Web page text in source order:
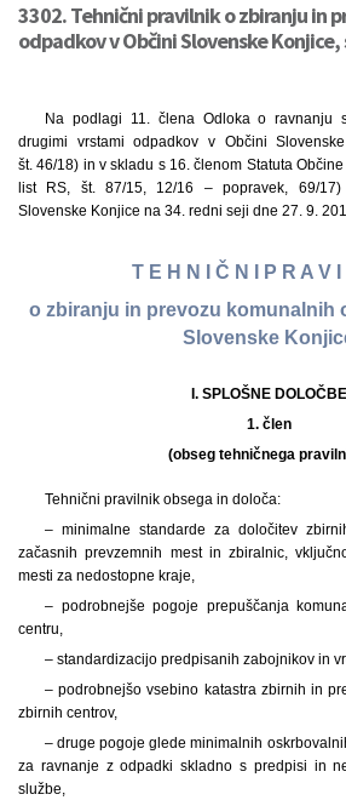
3302. Tehnični pravilnik o zbiranju in
odpadkov v Občini Slovenske
Na podlagi 11. člena Odloka o ravnanju
drugimi vrstami odpadkov v Občini
št. 46/18) in v skladu s 16. členom Statuta
list RS, št. 87/15, 12/16 – popravek, 69/
Slovenske Konjice na 34. redni seji dne 27. 9.
T E H N I Č N I P R A V
o zbiranju in prevozu komunalnih
Slovenske
I. SPLOŠNE DOLOČBE
1. člen
(obseg tehničnega
Tehnični pravilnik obsega in določa:
– minimalne standarde za določitev
začasnih prevzemnih mest in zbiralnic,
mesti za nedostopne kraje,
– podrobnejše pogoje prepuščanja
centru,
– standardizacijo predpisanih zabojnikov in
– podrobnejšo vsebino katastra zbirnih in
zbirnih centrov,
– druge pogoje glede minimalnih
za ravnanje z odpadki skladno s predpisi in
službe,